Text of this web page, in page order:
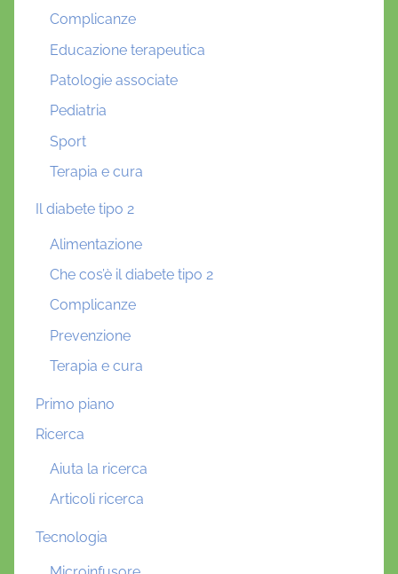
Complicanze
Educazione terapeutica
Patologie associate
Pediatria
Sport
Terapia e cura
Il diabete tipo 2
Alimentazione
Che cos’è il diabete tipo 2
Complicanze
Prevenzione
Terapia e cura
Primo piano
Ricerca
Aiuta la ricerca
Articoli ricerca
Tecnologia